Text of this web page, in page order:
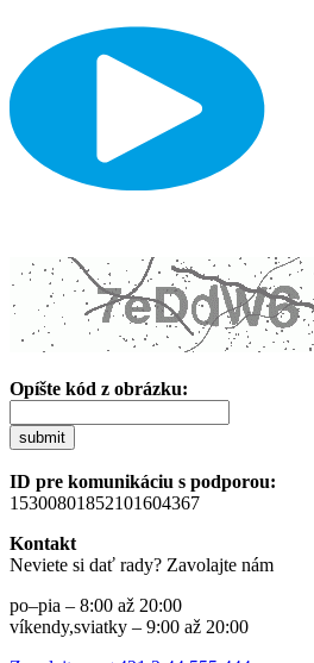
Opíšte kód z obrázku:
submit
ID pre komunikáciu s podporou:
15300801852101604367
Kontakt
Neviete si dať rady? Zavolajte nám
po–pia – 8:00 až 20:00
víkendy,sviatky – 9:00 až 20:00